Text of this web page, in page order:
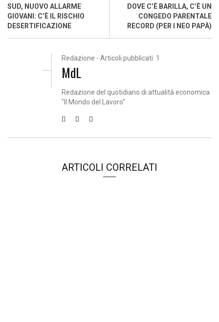
SUD, NUOVO ALLARME
GIOVANI: C’È IL RISCHIO
DESERTIFICAZIONE
DOVE C’È BARILLA, C’È UN
CONGEDO PARENTALE
RECORD (PER I NEO PAPÀ)
Redazione - Articoli pubblicati: 1
MdL
Redazione del quotidiano di attualità economica
"Il Mondo del Lavoro"
ARTICOLI CORRELATI